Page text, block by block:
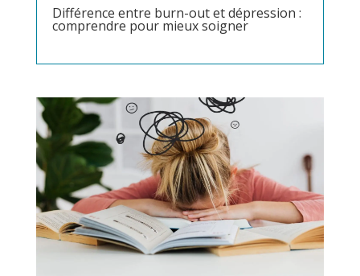
Différence entre burn-out et dépression :
comprendre pour mieux soigner